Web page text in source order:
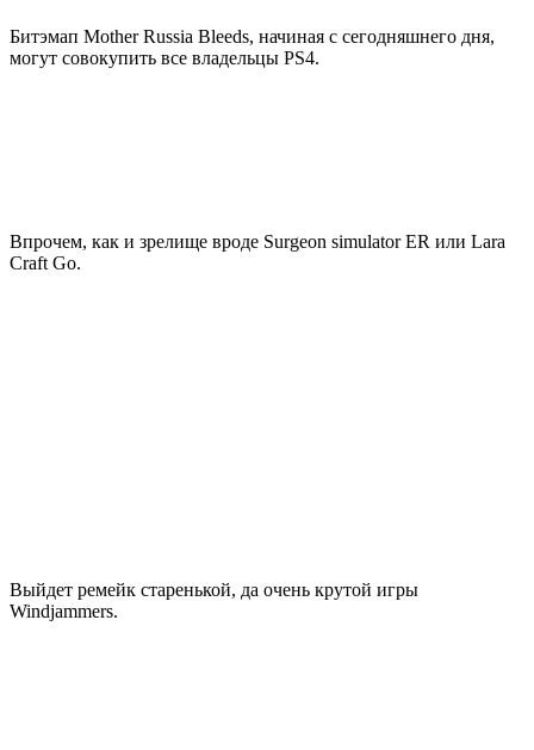
Битэмап Mother Russia Bleeds, начиная с сегодняшнего дня,
могут совокупить все владельцы PS4.
Впрочем, как и зрелище вроде Surgeon simulator ER или Lara
Craft Go.
Выйдет ремейк старенькой, да очень крутой игры
Windjammers.